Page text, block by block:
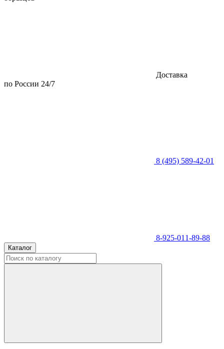
Доставка
по России 24/7
8 (495) 589-42-01
8-925-011-89-88
Каталог